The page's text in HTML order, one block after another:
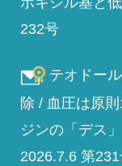
232号
テオドー
除 / 血圧は原
ジンの「デス
2026.7.6 第